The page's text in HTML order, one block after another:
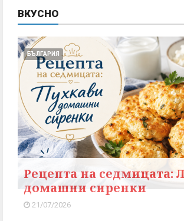
ВКУСНО
БЪЛГАРИЯ
Рецепта на седмицата:
домашни сиренки
21/07/2026